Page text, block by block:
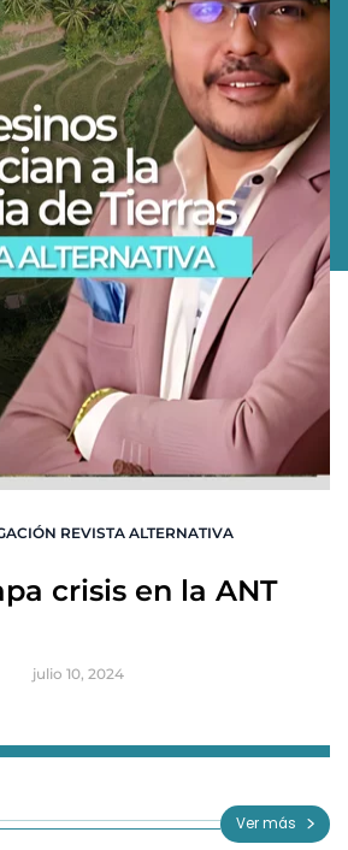
REVISTA ALTERNATIVA
crisis en la ANT
julio 10, 2024
Ver más